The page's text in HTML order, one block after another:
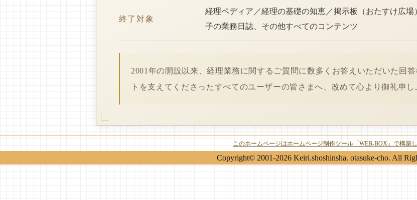
終了対象
経理ペディア／経理の基礎の知恵／掲示板（おたすけ広
子の業務日誌、その他すべてのコンテンツ
2001年の開設以来、経理業務に関するご質問に数多くお答えいただいた回
トを支えてくださったすべてのユーザーの皆さまへ、改めて心より御礼申し
このホームページはホームページ制作ツール「WEB-BOX」で構築
Copyright© 2001-2026 Keiri.shoshinsha. otasuke-cho. All